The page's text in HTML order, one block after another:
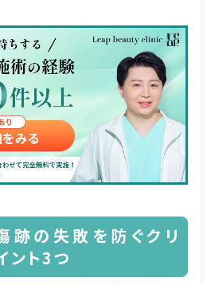
跡の失敗を防ぐクリ
ント3つ